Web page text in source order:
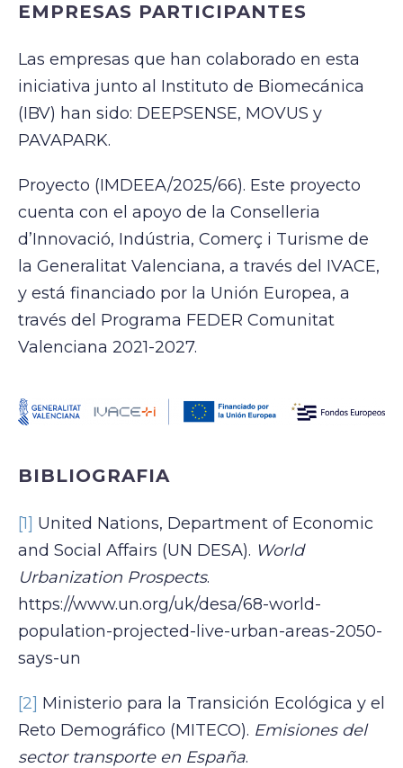
EMPRESAS PARTICIPANTES
Las empresas que han colaborado en esta
iniciativa junto al Instituto de Biomecánica
(IBV) han sido: DEEPSENSE, MOVUS y
PAVAPARK.
Proyecto (IMDEEA/2025/66). Este proyecto
cuenta con el apoyo de la Conselleria
d’Innovació, Indústria, Comerç i Turisme de
la Generalitat Valenciana, a través del IVACE,
y está financiado por la Unión Europea, a
través del Programa FEDER Comunitat
Valenciana 2021-2027.
BIBLIOGRAFIA
[1] United Nations, Department of Economic
and Social Affairs (UN DESA). World
Urbanization Prospects.
https://www.un.org/uk/desa/68-world-
population-projected-live-urban-areas-2050-
says-un
[2] Ministerio para la Transición Ecológica y el
Reto Demográfico (MITECO). Emisiones del
sector transporte en España.